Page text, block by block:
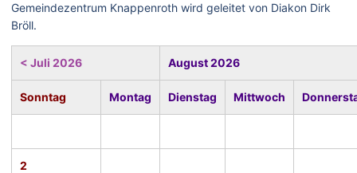
Gemeindezentrum Knappenroth wird geleitet von Diakon Dirk
Bröll.
< Juli 2026 August 2026
Sonntag Montag Dienstag Mittwoch
2